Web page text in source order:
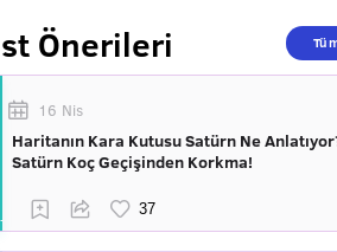
Önerileri
16 Nis
Haritanın Kara Kutusu Satürn Ne
Satürn Koç Geçişinden Korkma!